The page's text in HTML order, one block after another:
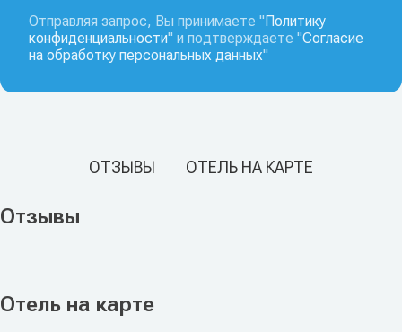
Отправляя запрос, Вы принимаете " Политику
конфиденциальности" и подтверждаете "Согласие
на обработку персональных данных"
ОТЗЫВЫ ОТЕЛЬ НА КАРТЕ
Отзывы
Отель на карте